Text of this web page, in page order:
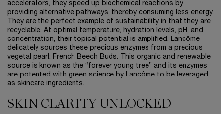
accelerators, they speed up biochemical reactions by
providing alternative pathways, thereby consuming less energy.
They are the perfect example of sustainability in that they are
recyclable. At optimal temperature, hydration levels, pH, and
concentration, their topical potential is amplified. Lancôme
delicately sources these precious enzymes from a precious
vegetal pearl: French Beech Buds. This organic and renewable
source is known as the “forever young tree” and its enzymes
are potented with green science by Lancôme to be leveraged
as skincare ingredients.
SKIN CLARITY UNLOCKED